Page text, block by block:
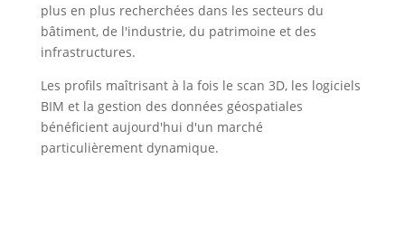
plus en plus recherchées dans les secteurs du
bâtiment, de l'industrie, du patrimoine et des
infrastructures.
Les profils maîtrisant à la fois le scan 3D, les logiciels
BIM et la gestion des données géospatiales
bénéficient aujourd'hui d'un marché
particulièrement dynamique.